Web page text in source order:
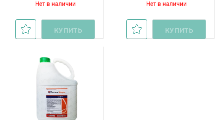
Нет в наличии
КУПИТЬ
Нет в наличии
КУПИТЬ